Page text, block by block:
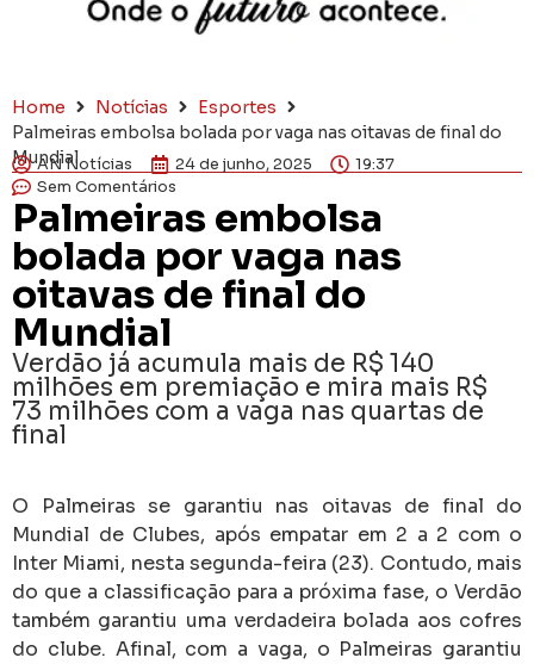
Home Notícias
Esportes
Palmeiras embolsa bolada por vaga nas oitavas de final do
Mundial
AN Notícias 24 de junho, 2025
19:37
Sem Comentários
Palmeiras embolsa
bolada por vaga nas
oitavas de final do
Mundial
Verdão já acumula mais de R$ 140
milhões em premiação e mira mais R$
73 milhões com a vaga nas quartas de
final
O Palmeiras se garantiu nas oitavas de final do
Mundial de Clubes, após empatar em 2 a 2 com o
Inter Miami, nesta segunda-feira (23). Contudo, mais
do que a classificação para a próxima fase, o Verdão
também garantiu uma verdadeira bolada aos cofres
do clube. Afinal, com a vaga, o Palmeiras garantiu